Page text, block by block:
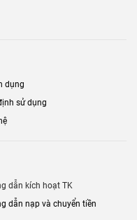
dụng
sử dụng
dẫn kích hoạt TK
dẫn nạp và chuyển tiền